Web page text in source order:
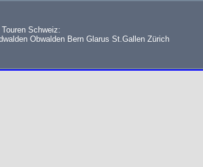
Schweiz:
Obwalden Bern Glarus St.Gallen Zürich